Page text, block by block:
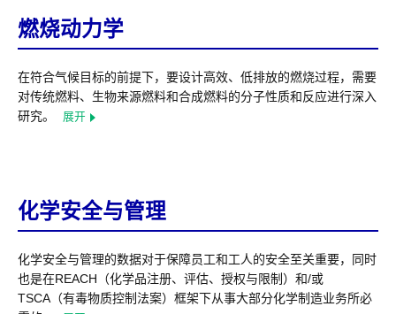
燃烧动力学
在符合气候目标的前提下，要设计高效、低排放的燃烧过程，需要
对传统燃料、生物来源燃料和合成燃料的分子性质和反应进行深入
研究。
展开
化学安全与管理
化学安全与管理的数据对于保障员工和工人的安全至关重要，同时
也是在REACH（化学品注册、评估、授权与限制）和/或
TSCA（有毒物质控制法案）框架下从事大部分化学制造业务所必